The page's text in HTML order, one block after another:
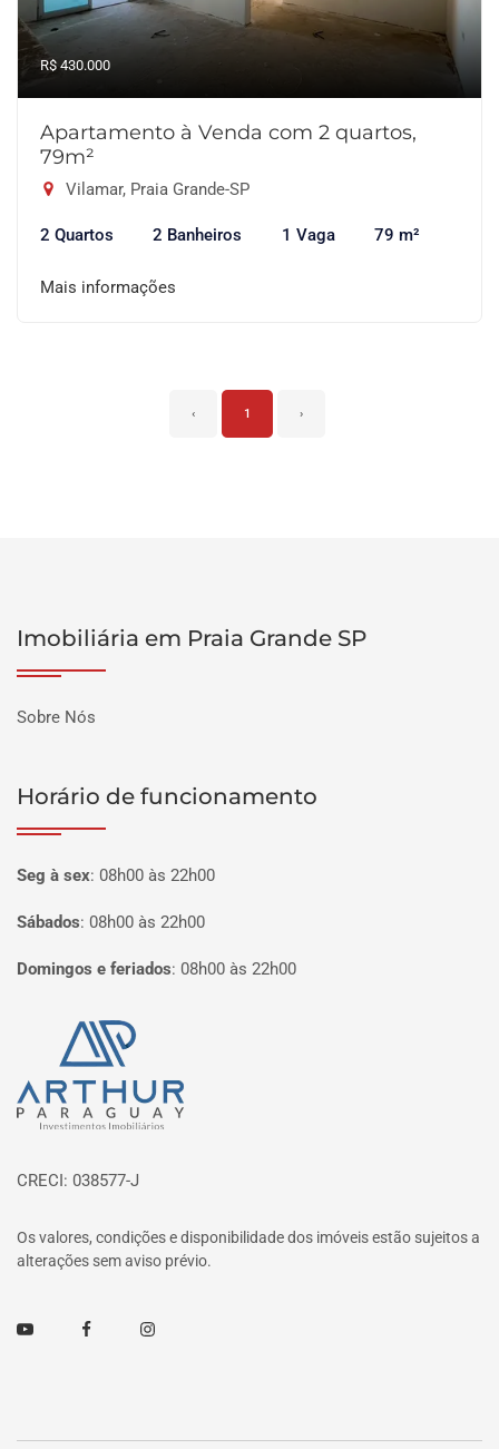
R$ 430.000
Apartamento à Venda com 2 quartos,
79m²
Vilamar, Praia Grande-SP
2 Quartos 2 Banheiros 1 Vaga 79 m²
Mais informações
‹ 1 ›
Imobiliária em Praia Grande SP
Sobre Nós
Horário de funcionamento
Seg à sex: 08h00 às 22h00
Sábados: 08h00 às 22h00
Domingos e feriados: 08h00 às 22h00
Página inicial
CRECI: 038577-J
Os valores, condições e disponibilidade dos imóveis estão sujeitos a
alterações sem aviso prévio.
Youtube FacebookInstagram